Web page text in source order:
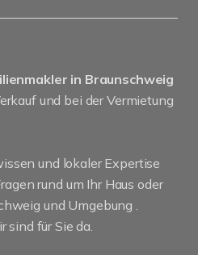
in Braunschweig
und bei der Vermietung
und lokaler Expertise
rund um Ihr Haus oder
und Umgebung .
sind für Sie da.